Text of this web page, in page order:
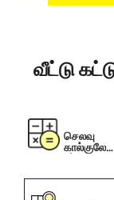
வீட்டு
செலவு
கால்குலேட்